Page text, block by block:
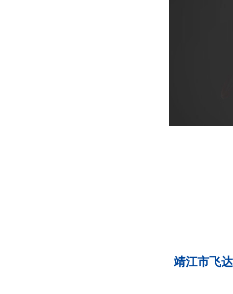
靖江市飞